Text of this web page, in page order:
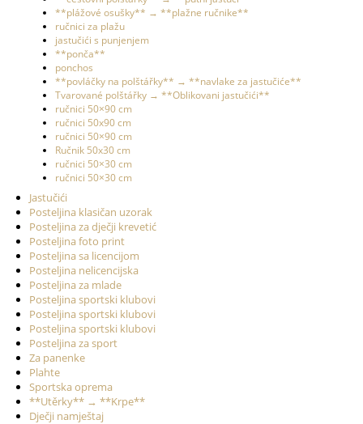
**plážové osušky** → **plažne ručnike**
ručnici za plažu
jastučići s punjenjem
**ponča**
ponchos
**povláčky na polštářky** → **navlake za jastučiće**
Tvarované polštářky → **Oblikovani jastučići**
ručnici 50×90 cm
ručnici 50x90 cm
ručnici 50×90 cm
Ručnik 50x30 cm
ručnici 50×30 cm
ručnici 50×30 cm
Jastučići
Posteljina klasičan uzorak
Posteljina za dječji krevetić
Posteljina foto print
Posteljina sa licencijom
Posteljina nelicencijska
Posteljina za mlade
Posteljina sportski klubovi
Posteljina sportski klubovi
Posteljina sportski klubovi
Posteljina za sport
Za panenke
Plahte
Sportska oprema
**Utěrky** → **Krpe**
Dječji namještaj